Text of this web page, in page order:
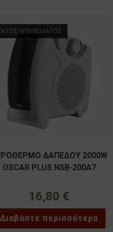
ΑΠΟΘΈΜΑΤΟΣ
ΔΑΠΕΔΟΥ 2000W
OSCAR PLUS NSB-200A7
16,80 €
Διαβάστε περισσότερα